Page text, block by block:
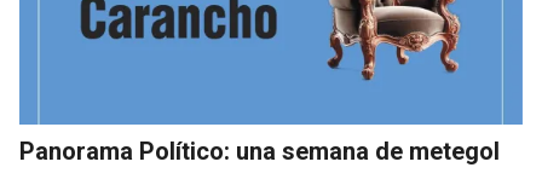
Panorama Político: una semana de metegol